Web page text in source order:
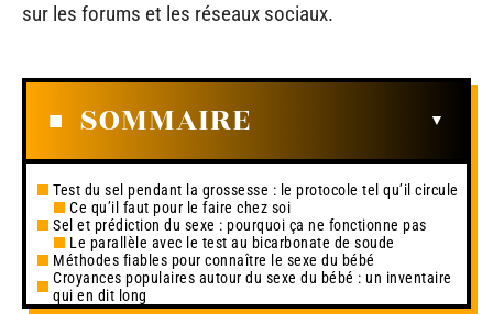
sur les forums et les réseaux sociaux.
SOMMAIRE
Test du sel pendant la grossesse : le protocole tel qu’il circule
Ce qu’il faut pour le faire chez soi
Sel et prédiction du sexe : pourquoi ça ne fonctionne pas
Le parallèle avec le test au bicarbonate de soude
Méthodes fiables pour connaître le sexe du bébé
Croyances populaires autour du sexe du bébé : un inventaire
qui en dit long